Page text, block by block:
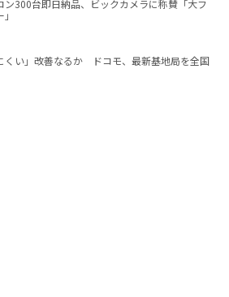
ン300台即日納品、ビックカメラに称賛「大フ
くい」改善なるか ドコモ、最新基地局を全国